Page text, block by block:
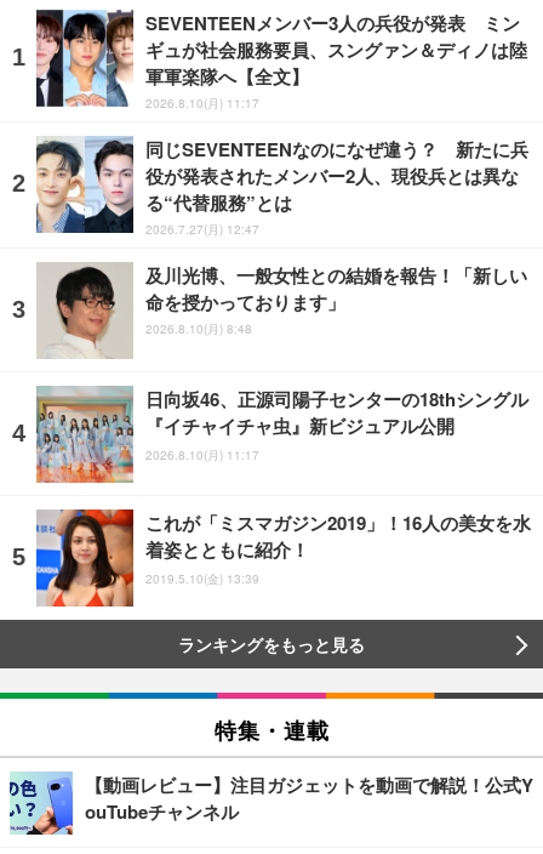
SEVENTEENメンバー3人の兵役が発表 ミン
ギュが社会服務要員、スングァン＆ディノは陸
軍軍楽隊へ【全文】
2026.8.10(月) 11:17
同じSEVENTEENなのになぜ違う？ 新たに兵
役が発表されたメンバー2人、現役兵とは異な
る“代替服務”とは
2026.7.27(月) 12:47
及川光博、一般女性との結婚を報告！「新しい
命を授かっております」
2026.8.10(月) 8:48
日向坂46、正源司陽子センターの18thシングル
『イチャイチャ虫』新ビジュアル公開
2026.8.10(月) 11:17
これが「ミスマガジン2019」！16人の美女を水
着姿とともに紹介！
2019.5.10(金) 13:39
ランキングをもっと見る
特集・連載
【動画レビュー】注目ガジェットを動画で解説！公式Y
ouTubeチャンネル